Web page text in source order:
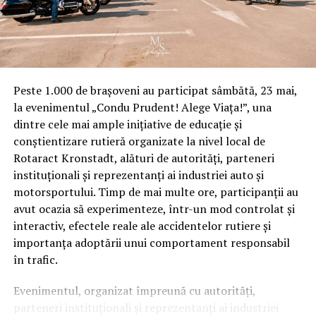
Peste 1.000 de brașoveni au participat sâmbătă, 23 mai,
la evenimentul „Condu Prudent! Alege Viața!”, una
dintre cele mai ample inițiative de educație și
conștientizare rutieră organizate la nivel local de
Rotaract Kronstadt, alături de autorități, parteneri
instituționali și reprezentanți ai industriei auto și
motorsportului. Timp de mai multe ore, participanții au
avut ocazia să experimenteze, într-un mod controlat și
interactiv, efectele reale ale accidentelor rutiere și
importanța adoptării unui comportament responsabil
în trafic.
Evenimentul, organizat împreună cu autorități,
parteneri instituționali și reprezentanți ai industriei